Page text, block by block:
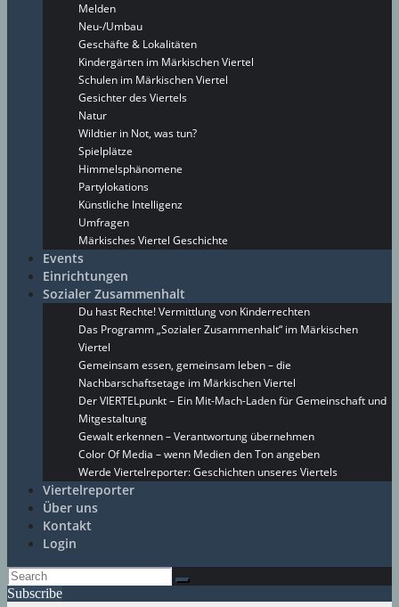
Melden
Neu-/Umbau
Geschäfte & Lokalitäten
Kindergärten im Märkischen Viertel
Schulen im Märkischen Viertel
Gesichter des Viertels
Natur
Wildtier in Not, was tun?
Spielplätze
Himmelsphänomene
Partylokations
Künstliche Intelligenz
Umfragen
Märkisches Viertel Geschichte
Events
Einrichtungen
Sozialer Zusammenhalt
Du hast Rechte! Vermittlung von Kinderrechten
Das Programm „Sozialer Zusammenhalt“ im Märkischen
Viertel
Gemeinsam essen, gemeinsam leben – die
Nachbarschaftsetage im Märkischen Viertel
Der VIERTELpunkt – Ein Mit-Mach-Laden für Gemeinschaft und
Mitgestaltung
Gewalt erkennen – Verantwortung übernehmen
Color Of Media – wenn Medien den Ton angeben
Werde Viertelreporter: Geschichten unseres Viertels
Viertelreporter
Über uns
Kontakt
Login
Subscribe